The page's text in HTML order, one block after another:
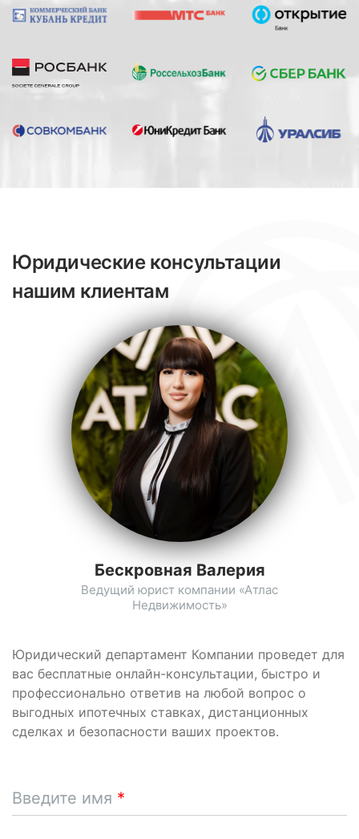
Юридические консультации
нашим клиентам
Юридический департамент Компании проведет для
вас бесплатные онлайн-консультации, быстро и
профессионально ответив на любой вопрос о
выгодных ипотечных ставках, дистанционных
сделках и безопасности ваших проектов.
Введите имя
Бескровная Валерия
Ведущий юрист компании «Атлас
Недвижимость»